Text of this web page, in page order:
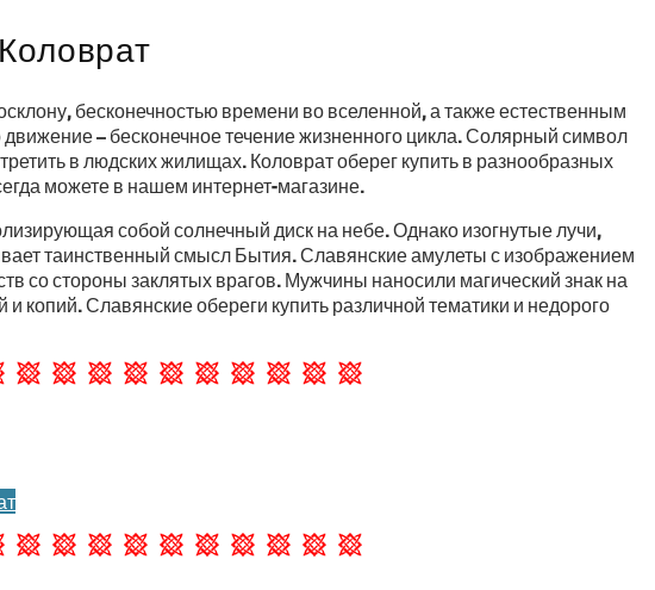
бесконечностью времени во вселенной, а также естественным
– бесконечное течение жизненного цикла. Солярный символ
в людских жилищах. Коловрат оберег купить в разнообразных
можете в нашем интернет-магазине.
собой солнечный диск на небе. Однако изогнутые лучи,
таинственный смысл Бытия. Славянские амулеты с изображением
со стороны заклятых врагов. Мужчины наносили магический знак на
Славянские обереги купить различной тематики и недорого